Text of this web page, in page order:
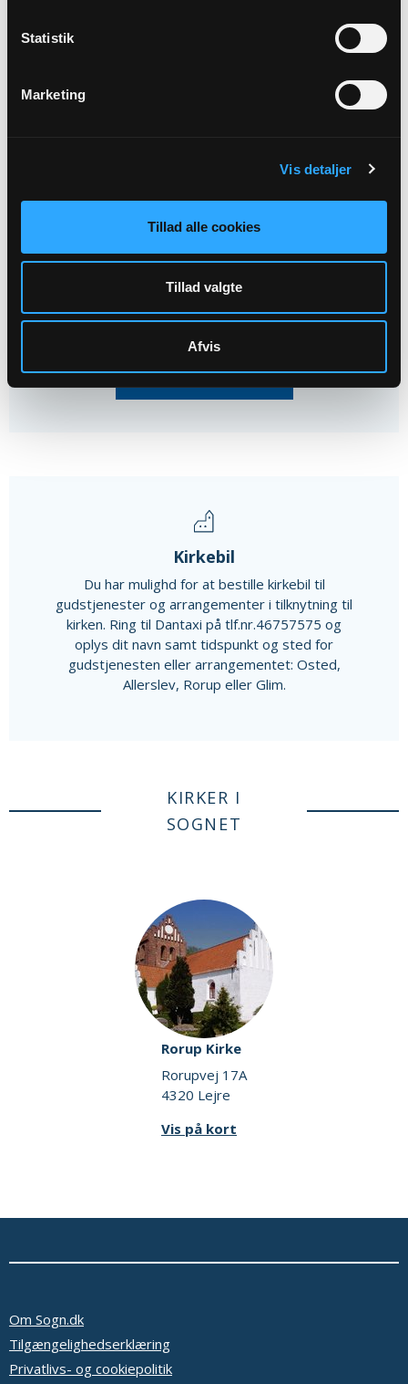
Statistik
Marketing
Vis detaljer
Tillad alle cookies
Tillad valgte
Afvis
Pilgrimsvandring med sang og bøn
01
Sangbulant: et kor, der rykker ud
Glim Kirke, kl. 17:00
Kirkebil
Du har mulighd for at bestille kirkebil til
gudstjenester og arrangementer i tilknytning til
kirken. Ring til Dantaxi på tlf.nr.46757575 og
oplys dit navn samt tidspunkt og sted for
gudstjenesten eller arrangementet: Osted,
Allerslev, Rorup eller Glim.
KIRKER I
SOGNET
Rorup Kirke
Rorupvej 17A
4320 Lejre
Vis på kort
Om Sogn.dk
Tilgængelighedserklæring
Privatlivs- og cookiepolitik